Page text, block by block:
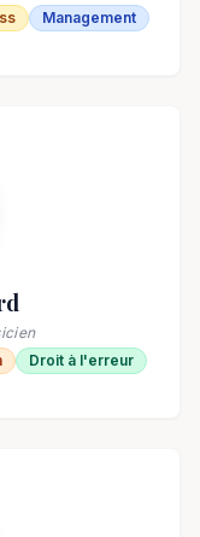
Management
Droit à l'erreur